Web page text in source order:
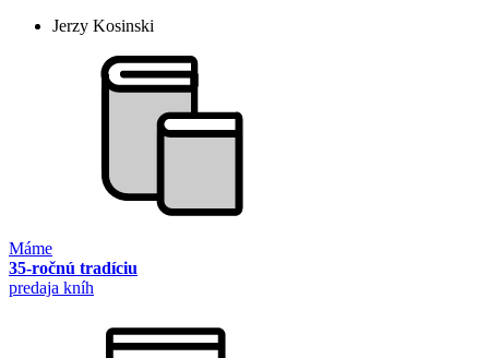
Jerzy Kosinski
Máme
35-ročnú tradíciu
predaja kníh